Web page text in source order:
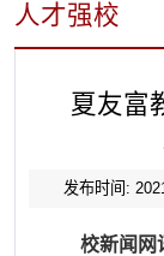
人才强校
夏友富
发布时间:
校新闻网